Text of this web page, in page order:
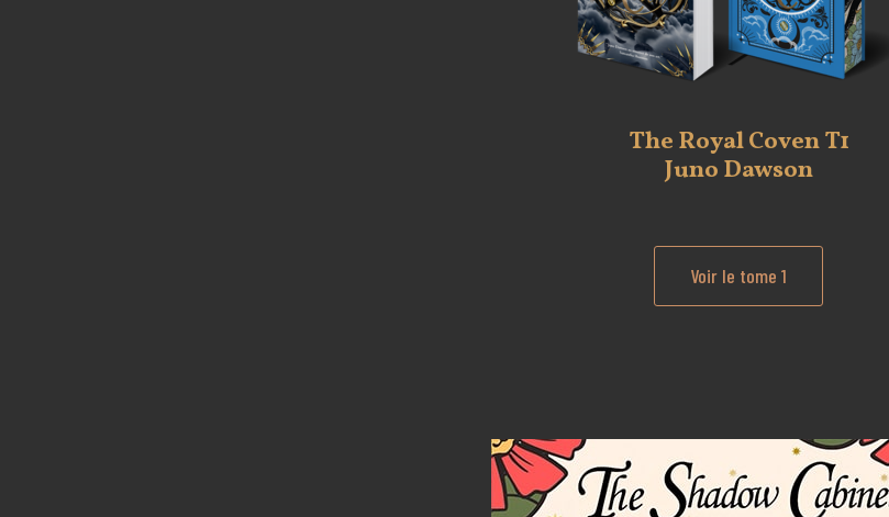
The Royal Coven T1
Juno Dawson
Voir le tome 1